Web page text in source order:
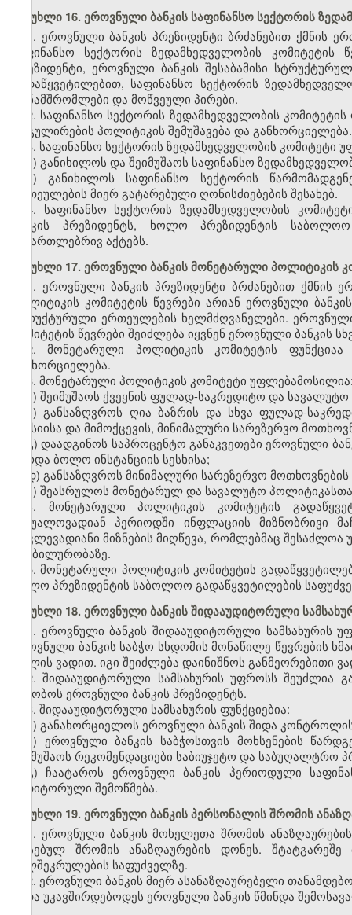
მუხლი 16. ეროვნული ბანკის საფინანსო სექტორის
1. ეროვნული ბანკის პრეზიდენტი ბრძანებით ქმნის
საფინანსო სექტორის ზედამხედველობის კომიტეტის
პრეზიდენტი, ეროვნული ბანკის შესაბამისი
გადაწყვეტილებით, საფინანსო სექტორის
თანამშრომლები და მოწვეული პირები.
2. საფინანსო სექტორის ზედამხედველობის
რეგულირების პოლიტიკის შემუშავება და განხორციელება.
3. საფინანსო სექტორის ზედამხედველობის კომიტეტი
ა) განიხილოს და შეიმუშაოს საფინანსო
ბ) განიხილოს საფინანსო სექტორის
ერთეულების მიერ გატარებული ღონისძიებების შესახებ.
4. საფინანსო სექტორის ზედამხედველობის
ბანკის პრეზიდენტს, ხოლო პრეზიდენტის
სამართლებრივ აქტებს.
მუხლი 17. ეროვნული ბანკის მონეტარული პოლიტიკის
1. ეროვნული ბანკის პრეზიდენტი ბრძანებით
პოლიტიკის კომიტეტის წევრები არიან ეროვნული
სტრუქტურული ერთეულების ხელმძღვანელები.
კომიტეტის წევრები შეიძლება იყვნენ ეროვნული ბანკის
2. მონეტარული პოლიტიკის კომიტეტის
განხორციელება.
3. მონეტარული პოლიტიკის კომიტეტი
ა) შეიმუშაოს ქვეყნის ფულად-საკრედიტო და
ბ) განსაზღვროს ღია ბაზრის და სხვა ფულად-
ემისიისა და მიმოქცევის, მინიმალური სარეზერვო
გ) დაადგინოს საპროცენტო განაკვეთები ეროვნული
გარდა ბოლო ინსტანციის სესხისა;
დ) განსაზღვროს მინიმალური სარეზერვო
ე) შეასრულოს მონეტარულ და სავალუტო
4. მონეტარული პოლიტიკის კომიტეტის
საშუალოვადიან პერიოდში ინფლაციის მიზნობრივი
მოკლევადიანი მიზნების მიღწევა, რომლებმაც
სტაბილურობაზე.
5. მონეტარული პოლიტიკის კომიტეტის
ხოლო პრეზიდენტის საბოლოო გადაწყვეტილების
მუხლი 18. ეროვნული ბანკის შიდააუდიტორული
1. ეროვნული ბანკის შიდააუდიტორული სამსახურის
ეროვნული ბანკის საბჭო სხდომის მონაწილე წევრების
7 წლის ვადით. იგი შეიძლება დაინიშნოს განმეორებითი
2. შიდააუდიტორული სამსახურის უფროსს შეუძლია
აცნობოს ეროვნული ბანკის პრეზიდენტს.
3. შიდააუდიტორული სამსახურის ფუნქციებია:
ა) განახორციელოს ეროვნული ბანკის შიდა
ბ) ეროვნული ბანკის საბჭოსთვის მოხსენების
შეიმუშაოს რეკომენდაციები საბიუჯეტო და
გ) ჩაატაროს ეროვნული ბანკის პერიოდული
აუდიტორული შემოწმება.
მუხლი 19. ეროვნული ბანკის პერსონალის შრომის
1. ეროვნული ბანკის მოხელეთა შრომის
არსებულ შრომის ანაზღაურების დონეს.
ხელშეკრულების საფუძველზე.
2. ეროვნული ბანკის მიერ ასანაზღაურებელი
უნდა უკავშირდებოდეს ეროვნული ბანკის წმინდა